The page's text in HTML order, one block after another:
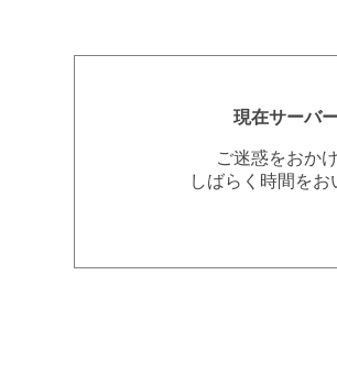
現在サーバ
ご迷惑をおか
しばらく時間を